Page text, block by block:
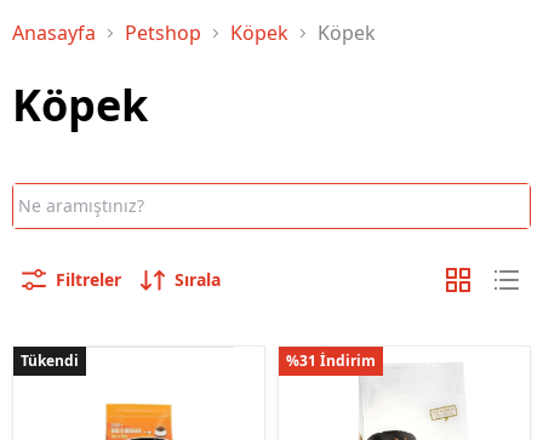
Anasayfa Petshop Köpek Köpek
Köpek
Filtreler Sırala
Tükendi
Tükendi %31 İndirim